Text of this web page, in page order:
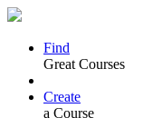
Find
Great Courses
Create
a Course